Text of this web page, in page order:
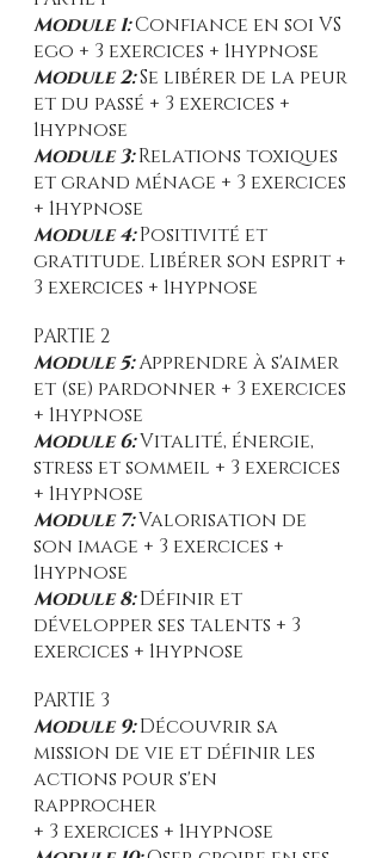
Module 1:Confiance en soi VS
ego + 3 exercices + 1hypnose
Module 2:Se libérer de la peur
et du passé + 3 exercices +
1hypnose
Module 3:Relations toxiques
et grand ménage + 3 exercices
+ 1hypnose
Module 4: Positivité et
gratitude. Libérer son esprit +
3 exercices + 1hypnose
PARTIE 2
Module 5:Apprendre à s'aimer
et (se) pardonner + 3 exercices
+ 1hypnose
Module 6:Vitalité, énergie,
stress et sommeil + 3 exercices
+ 1hypnose
Module 7:Valorisation de
son image + 3 exercices +
1hypnose
Module 8:Définir et
développer ses talents + 3
exercices + 1hypnose
PARTIE 3
Module 9:Découvrir sa
mission de vie et définir les
actions pour s'en
rapprocher
+ 3 exercices + 1hypnose